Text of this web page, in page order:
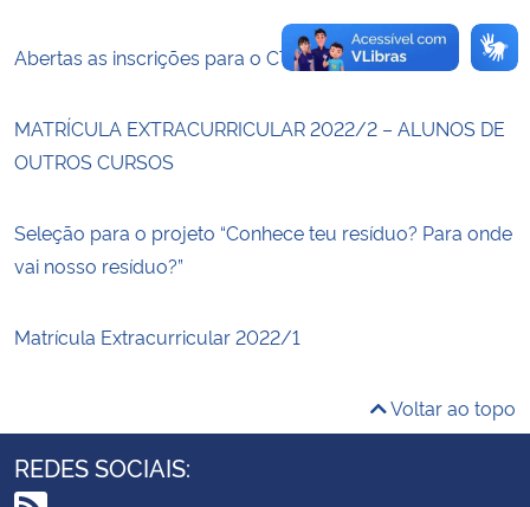
Abertas as inscrições para o CTec TALKS!
MATRÍCULA EXTRACURRICULAR 2022/2 – ALUNOS DE
OUTROS CURSOS
Seleção para o projeto “Conhece teu resíduo? Para onde
vai nosso resíduo?”
Matrícula Extracurricular 2022/1
Voltar ao topo
REDES SOCIAIS: